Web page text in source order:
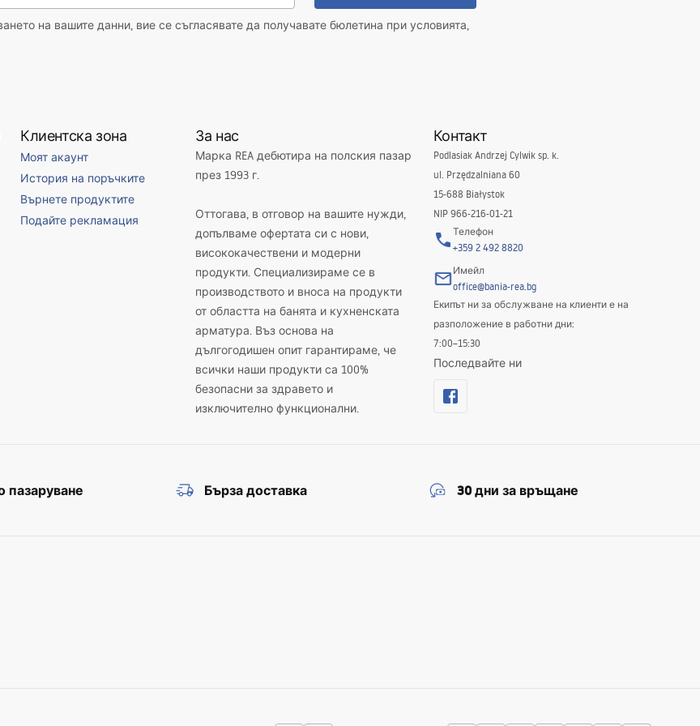
на вашите данни, вие се съгласявате да получавате бюлетина при условията,
Клиентска зона
Моят акаунт
История на поръчките
Върнете продуктите
Подайте рекламация
За нас
Марка REA дебютира на полския пазар
през 1993 г.
Оттогава, в отговор на вашите нужди,
допълваме офертата си с нови,
висококачествени и модерни
продукти. Специализираме се в
производството и вноса на продукти
от областта на банята и кухненската
арматура. Въз основа на
дългогодишен опит гарантираме, че
всички наши продукти са 100%
безопасни за здравето и
изключително функционални.
Контакт
Podlasiak Andrzej Cylwik sp. k.
ul. Przędzalniana 60
15-688 Białystok
NIP 966-216-01-21
Телефон
+359 2 492 8820
Имейл
office@bania-rea.bg
Екипът ни за обслужване на клиенти е на
разположение в работни дни:
7:00–15:30
Последвайте ни
пазаруване Бърза доставка 30 дни за връщане